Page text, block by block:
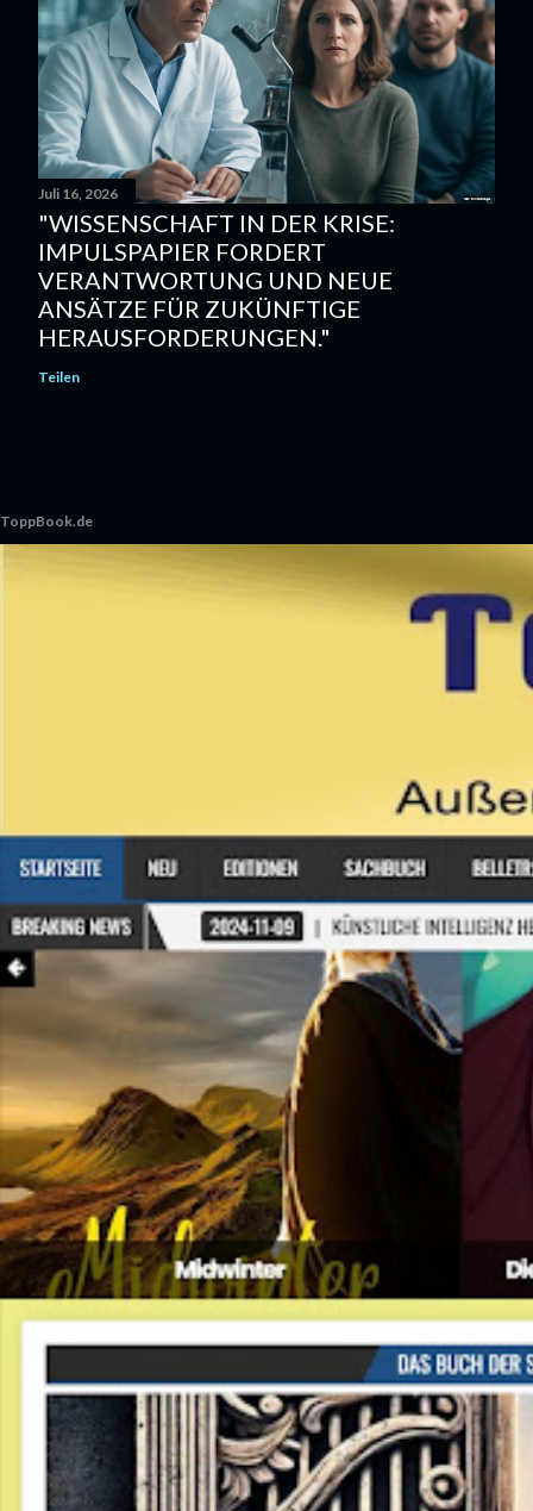
Juli 16, 2026
"WISSENSCHAFT IN DER KRISE:
IMPULSPAPIER FORDERT
VERANTWORTUNG UND NEUE
ANSÄTZE FÜR ZUKÜNFTIGE
HERAUSFORDERUNGEN."
Teilen
ToppBook.de